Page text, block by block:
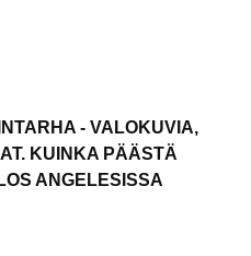
- VALOKUVIA,
KUINKA PÄÄSTÄ
ANGELESISSA